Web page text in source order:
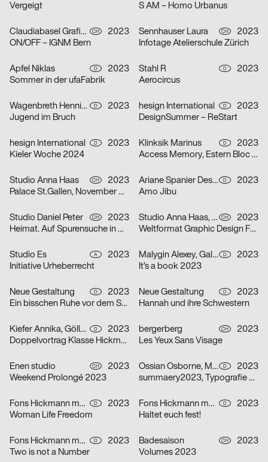
Vergeigt
S AM – Homo Urbanus
Claudiabasel Grafik & Interaktion CH
2023
ON/OFF – IGNM Bern
Sennhauser Laura CH
2023
Infotage Atelierschule Zürich
Apfel Niklas D
2023
Sommer in der ufaFabrik
Stahl R D
2023
Aerocircus
Wagenbreth Henning D
2023
Jugend im Bruch
hesign International D
2023
DesignSummer – ReStart
hesign International D
2023
Kieler Woche 2024
Klinksik Marinus D
2023
Access Memory, Estern Bloc #2
Studio Anna Haas CH
2023
Palace St.Gallen, November & Dezember 2023
Ariane Spanier Design D
2023
Amo Jibu
Studio Daniel Peter CH
2023
Heimat. Auf Spurensuche in Mitholz
Studio Anna Haas, Herendi Artemisio, Johnson / Kingston, Claudiabasel Grafik & Interaktion, Prill Tania, Troxler Niklaus CH
2023
Weltformat Graphic Design Festival 2023
Studio Es A
2023
Initiative Urheberrecht
Malygin Alexey, Galizia Barbara D
2023
It’s a book 2023
Neue Gestaltung D
2023
Ein bisschen Ruhe vor dem Sturm
Neue Gestaltung D
2023
Hannah und ihre Schwestern
Kiefer Annika, Göller Ira D
2023
Doppelvortrag Klasse Hickmann
bergerberg CH
2023
Les Yeux Sans Visage
Enen studio CH
2023
Weekend Prolongé 2023
Ossian Osborne, Mehner Johanna D
2023
summaery2023, Typografie & Schriftgestaltung
Fons Hickmann m23 D
2023
Woman Life Freedom
Fons Hickmann m23 D
2023
Haltet euch fest!
Fons Hickmann m23 D
2023
Two is not a Number
Badesaison CH
2023
Volumes 2023